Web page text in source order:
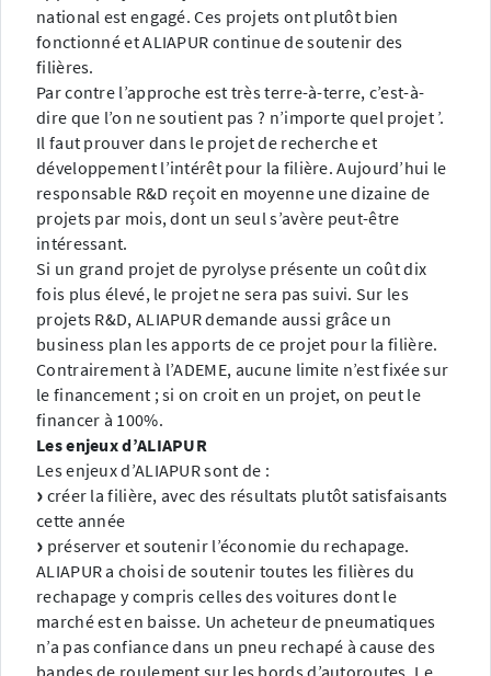
national est engagé. Ces projets ont plutôt bien
fonctionné et ALIAPUR continue de soutenir des
filières.
Par contre l’approche est très terre-à-terre, c’est-à-
dire que l’on ne soutient pas ? n’importe quel projet ’.
Il faut prouver dans le projet de recherche et
développement l’intérêt pour la filière. Aujourd’hui le
responsable R&D reçoit en moyenne une dizaine de
projets par mois, dont un seul s’avère peut-être
intéressant.
Si un grand projet de pyrolyse présente un coût dix
fois plus élevé, le projet ne sera pas suivi. Sur les
projets R&D, ALIAPUR demande aussi grâce un
business plan les apports de ce projet pour la filière.
Contrairement à l’ADEME, aucune limite n’est fixée sur
le financement ; si on croit en un projet, on peut le
financer à 100%.
Les enjeux d’ALIAPUR
Les enjeux d’ALIAPUR sont de :
créer la filière, avec des résultats plutôt satisfaisants
cette année
préserver et soutenir l’économie du rechapage.
ALIAPUR a choisi de soutenir toutes les filières du
rechapage y compris celles des voitures dont le
marché est en baisse. Un acheteur de pneumatiques
n’a pas confiance dans un pneu rechapé à cause des